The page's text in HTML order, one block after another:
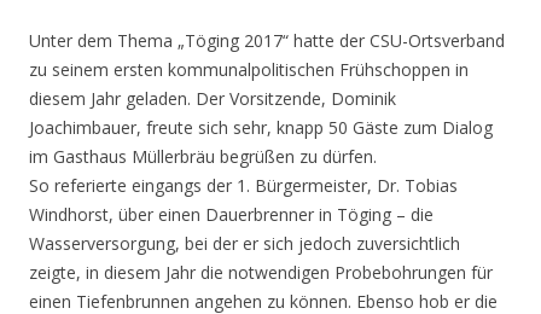
Unter dem Thema „Töging 2017“ hatte der CSU-Ortsverband
zu seinem ersten kommunalpolitischen Frühschoppen in
diesem Jahr geladen. Der Vorsitzende, Dominik
Joachimbauer, freute sich sehr, knapp 50 Gäste zum Dialog
im Gasthaus Müllerbräu begrüßen zu dürfen.
So referierte eingangs der 1. Bürgermeister, Dr. Tobias
Windhorst, über einen Dauerbrenner in Töging – die
Wasserversorgung, bei der er sich jedoch zuversichtlich
zeigte, in diesem Jahr die notwendigen Probebohrungen für
einen Tiefenbrunnen angehen zu können. Ebenso hob er die